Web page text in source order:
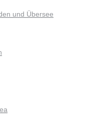
und Übersee